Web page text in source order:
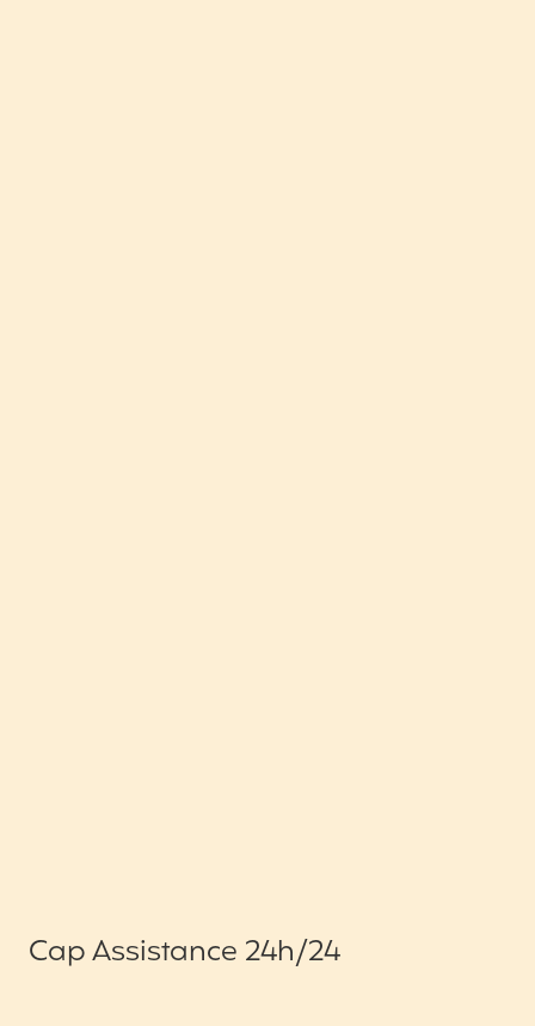
Cap Assistance 24h/24